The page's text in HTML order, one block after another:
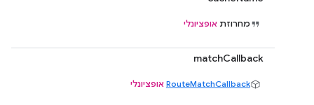
מחרוזת אופציונלי
matchCallback
RouteMatchCallback אופציונלי